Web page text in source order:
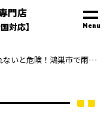
門店
国対応】 Menu
雨水がすっと流れないと危険！鴻巣市で雨樋詰まりによる雨水あふれ被害が続出｜家族と住まいを守るための見極めポイントと清掃のベストタイミング